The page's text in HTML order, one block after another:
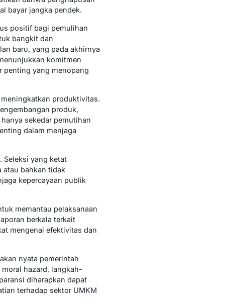
bayar jangka pendek.
positif bagi pemulihan
bangkit dan
baru, yang pada akhirnya
komitmen
penting yang menopang
produktivitas.
produk,
sekedar pemutihan
dalam menjaga
Seleksi yang ketat
atau bahkan tidak
kepercayaan publik
memantau pelaksanaan
berkala terkait
mengenai efektivitas dan
nyata pemerintah
hazard, langkah-
diharapkan dapat
terhadap sektor UMKM